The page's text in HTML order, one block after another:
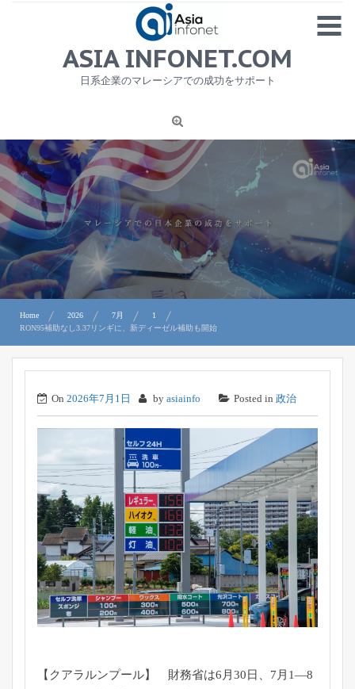
MENU
1
ニュース
労務サービス
プライバシーポリシー及び著作権について
お問合せ
ASIA INFONET.COM
日系企業のマレーシアでの成功をサポート
Home 2026 7月
1
RON95補助なし3.37リンギに、新ディーゼル補助も開始
On 2026年7月1日 by asiainfo Posted in 政治
【クアラルンプール】 財務省は6月30日、7月1―8